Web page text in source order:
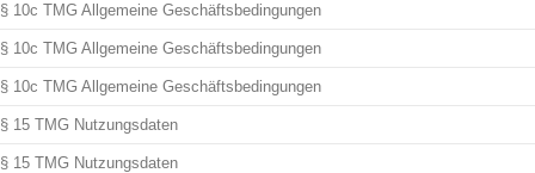
§ 10c TMG Allgemeine Geschäftsbedingungen
§ 10c TMG Allgemeine Geschäftsbedingungen
§ 10c TMG Allgemeine Geschäftsbedingungen
§ 15 TMG Nutzungsdaten
§ 15 TMG Nutzungsdaten